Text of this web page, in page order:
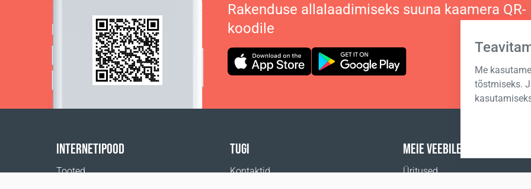
Me
tõstmiseks.
Rakenduse allalaadimiseks suuna kaamera QR-
koodile
INTERNETIPOOD
Tooted
TUGI
Kontaktid
MEIE VEEBILEHED
Üritused